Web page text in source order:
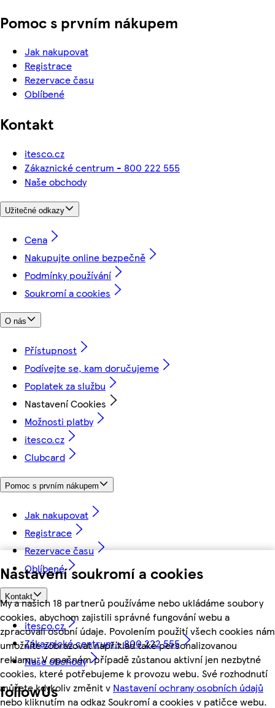
Nastavení soukromí a cookies
My a našich 18 partnerů používáme nebo ukládáme soubory
cookies, abychom zajistili správné fungování webu a
zpracovali osobní údaje. Povolením použití všech cookies nám
umožníte zobrazovat například také personalizovanou
reklamu. V opačném případě zůstanou aktivní jen nezbytné
cookies, které potřebujeme k provozu webu. Své rozhodnutí
můžete kdykoliv změnit v Nastavení ochrany osobních údajů
nebo kliknutím na odkaz Soukromí a cookies v patičce webu.
Pomoc s prvním nákupem
Jak nakupovat
Registrace
Rezervace času
Oblíbené
Kontakt
itesco.cz
Zákaznické centrum - 800 222 555
Naše obchody
Užitečné odkazy
Cena
Nakupujte online bezpečně
Podmínky používání
Soukromí a cookies
O nás
Přístupnost
Podívejte se, kam doručujeme
Poplatek za službu
Nastavení Cookies
Možnosti platby
itesco.cz
Clubcard
Pomoc s prvním nákupem
Jak nakupovat
Registrace
Rezervace času
Oblíbené
Kontakt
itesco.cz
Zákaznické centrum - 800 222 555
Naše obchody
followUs